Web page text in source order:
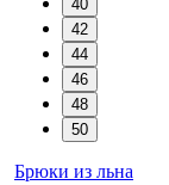
40
42
44
46
48
50
Брюки из льна